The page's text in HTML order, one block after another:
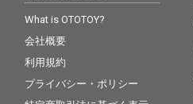
What is OTOTOY?
会社概要
利用規約
プライバシー・ポリシー